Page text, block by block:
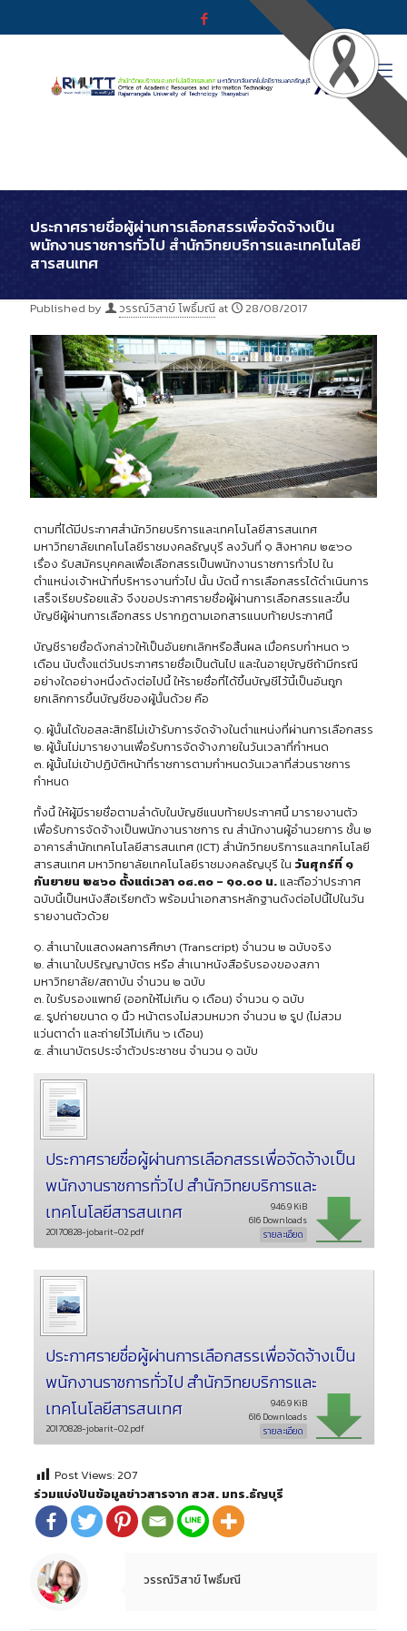
ประกาศรายชื่อผู้ผ่านการเลือกสรรเพื่อจัดจ้างเป็น
พนักงานราชการทั่วไป สำนักวิทยบริการและเทคโนโลยี
สารสนเทศ
Published by วรรณ์วิสาข์ โพธิ์มณี at 28/08/2017
ตามที่ได้มีประกาศสำนักวิทยบริการและเทคโนโลยีสารสนเทศ
มหาวิทยาลัยเทคโนโลยีราชมงคลธัญบุรี ลงวันที่ ๑ สิงหาคม ๒๕๖๐
เรื่อง รับสมัครบุคคลเพื่อเลือกสรรเป็นพนักงานราชการทั่วไป ใน
ตำแหน่งเจ้าหน้าที่บริหารงานทั่วไป นั้น บัดนี้ การเลือกสรรได้ดำเนินการ
เสร็จเรียบร้อยแล้ว จึงขอประกาศรายชื่อผู้ผ่านการเลือกสรรและขึ้น
บัญชีผู้ผ่านการเลือกสรร ปรากฏตามเอกสารแนบท้ายประกาศนี้
บัญชีรายชื่อดังกล่าวให้เป็นอันยกเลิกหรือสิ้นผล เมื่อครบกำหนด ๖
เดือน นับตั้งแต่วันประกาศรายชื่อเป็นต้นไป และในอายุบัญชีถ้ามีกรณี
อย่างใดอย่างหนึ่งดังต่อไปนี้ ให้รายชื่อที่ได้ขึ้นบัญชีไว้นี้เป็นอันถูก
ยกเลิกการขึ้นบัญชีของผู้นั้นด้วย คือ
๑. ผู้นั้นได้ขอสละสิทธิไม่เข้ารับการจัดจ้างในตำแหน่งที่ผ่านการเลือกสรร
๒. ผู้นั้นไม่มารายงานเพื่อรับการจัดจ้างภายในวันเวลาที่กำหนด
๓. ผู้นั้นไม่เข้าปฏิบัติหน้าที่ราชการตามกำหนดวันเวลาที่ส่วนราชการ
กำหนด
ทั้งนี้ ให้ผู้มีรายชื่อตามลำดับในบัญชีแนบท้ายประกาศนี้ มารายงานตัว
เพื่อรับการจัดจ้างเป็นพนักงานราชการ ณ สำนักงานผู้อำนวยการ ชั้น ๒
อาคารสำนักเทคโนโลยีสารสนเทศ (ICT) สำนักวิทยบริการและเทคโนโลยี
สารสนเทศ มหาวิทยาลัยเทคโนโลยีราชมงคลธัญบุรี ใน วันศุกร์ที่ ๑
กันยายน ๒๕๖๐ ตั้งแต่เวลา ๐๘.๓๐ – ๑๐.๐๐ น.และถือว่าประกาศ
ฉบับนี้เป็นหนังสือเรียกตัว พร้อมนำเอกสารหลักฐานดังต่อไปนี้ไปในวัน
รายงานตัวด้วย
๑. สำเนาใบแสดงผลการศึกษา (Transcript) จำนวน ๒ ฉบับจริง
๒. สำเนาใบปริญญาบัตร หรือ สำเนาหนังสือรับรองของสภา
มหาวิทยาลัย/สถาบัน จำนวน ๒ ฉบับ
๓. ใบรับรองแพทย์ (ออกให้ไม่เกิน ๑ เดือน) จำนวน ๑ ฉบับ
๔. รูปถ่ายขนาด ๑ นิ้ว หน้าตรงไม่สวมหมวก จำนวน ๒ รูป (ไม่สวม
แว่นตาดำ และถ่ายไว้ไม่เกิน ๖ เดือน)
๕. สำเนาบัตรประจำตัวประชาชน จำนวน ๑ ฉบับ
ประกาศรายชื่อผู้ผ่านการเลือกสรรเพื่อจัดจ้างเป็น
พนักงานราชการทั่วไป สำนักวิทยบริการและ
เทคโนโลยีสารสนเทศ
20170828-jobarit-02.pdf
946.9 KiB
616 Downloads
รายละเอียด
ประกาศรายชื่อผู้ผ่านการเลือกสรรเพื่อจัดจ้างเป็น
พนักงานราชการทั่วไป สำนักวิทยบริการและ
เทคโนโลยีสารสนเทศ
20170828-jobarit-02.pdf
946.9 KiB
616 Downloads
รายละเอียด
Post Views:207
ร่วมแบ่งปันข้อมูลข่าวสารจาก สวส. มทร.ธัญบุรี
วรรณ์วิสาข์ โพธิ์มณี